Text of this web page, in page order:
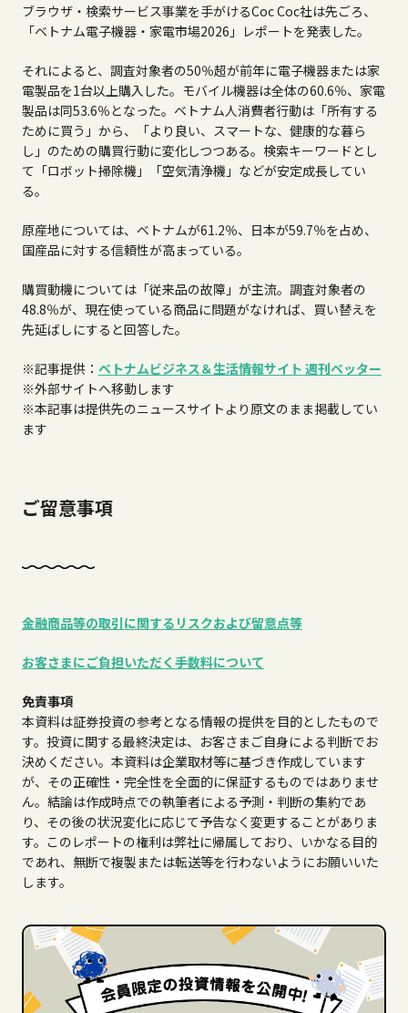
ブラウザ・検索サービス事業を手がけるCoc Coc社は先ごろ、
「ベトナム電子機器・家電市場2026 」レポートを発表した。
それによると、調査対象者の50％超が前年に電子機器または家
電製品を1台以上購入した。モバイル機器は全体の60.6％、家電
製品は同53.6％となった。ベトナム人消費者行動は「所有する
ために買う」から、「より良い、スマートな、健康的な暮ら
し」のための購買行動に変化しつつある。検索キーワードとし
て「ロボット掃除機」「空気清浄機」などが安定成長してい
る。
原産地については、ベトナムが61.2％、日本が59.7％を占め、
国産品に対する信頼性が高まっている。
購買動機については「従来品の故障」が主流。調査対象者の
48.8％が、現在使っている商品に問題がなければ、買い替えを
先延ばしにすると回答した。
※記事提供： ベトナムビジネス＆生活情報サイト 週刊ベッター
※外部サイトへ移動します
※本記事は提供先のニュースサイトより原文のまま掲載してい
ます
ご留意事項
金融商品等の取引に関するリスクおよび留意点等
お客さまにご負担いただく手数料について
免責事項
本資料は証券投資の参考となる情報の提供を目的としたもので
す。投資に関する最終決定は、お客さまご自身による判断でお
決めください。本資料は企業取材等に基づき作成しています
が、その正確性・完全性を全面的に保証するものではありませ
ん。結論は作成時点での執筆者による予測・判断の集約であ
り、その後の状況変化に応じて予告なく変更することがありま
す。このレポートの権利は弊社に帰属しており、いかなる目的
であれ、無断で複製または転送等を行わないようにお願いいた
します。